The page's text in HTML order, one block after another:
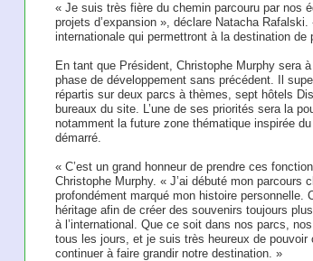
« Je suis très fière du chemin parcouru par nos
projets d’expansion », déclare Natacha
internationale qui permettront à la destination
En tant que Président, Christophe Murphy sera
phase de développement sans précédent. Il
répartis sur deux parcs à thèmes, sept hôtels
bureaux du site. L’une de ses priorités sera la
notamment la future zone thématique inspirée
démarré.
« C’est un grand honneur de prendre ces
Christophe Murphy. « J’ai débuté mon
profondément marqué mon histoire personnelle.
héritage afin de créer des souvenirs toujours
à l’international. Que ce soit dans nos parcs,
tous les jours, et je suis très heureux de
continuer à faire grandir notre destination. »